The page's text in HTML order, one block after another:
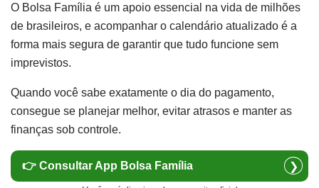
O Bolsa Família é um apoio essencial na vida de milhões
de brasileiros, e acompanhar o calendário atualizado é a
forma mais segura de garantir que tudo funcione sem
imprevistos.
Quando você sabe exatamente o dia do pagamento,
consegue se planejar melhor, evitar atrasos e manter as
finanças sob controle.
👉 Consultar App Bolsa Família ❯